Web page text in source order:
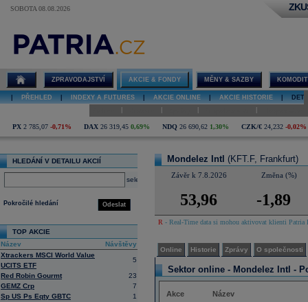
SOBOTA 08.08.2026
Mondelez Intl
ZPRAVODAJSTVÍ AKCIE & FONDY MĚNY & SAZBY
PŘEHLED INDEXY A FUTURES AKCIE ONLINE AKCIE HISTORIE
PX 2 785,07 -0,71% DAX 26 319,45 0,69% NDQ 26 690,62 1,30% CZK/€ 24,232 -0,02%
HLEDÁNÍ V DETAILU AKCIÍ
select
Odeslat
Pokročilé hledání
TOP AKCIE
Název
Návštěvy
Xtrackers MSCI World Value
UCITS ETF
5
Red Robin Gourmt
23
GEMZ Crp
7
Sp US Ps Eqty GBTC
1
Mondelez Intl (KFT.F, Frankfurt)
Závěr k 7.8.2026 Změna (%)
53,96 -1,89
R - Real-Time data si mohou aktivovat klienti
Online Historie Zprávy O společnosti
Sektor online - Mondelez Intl -
Akce
Název